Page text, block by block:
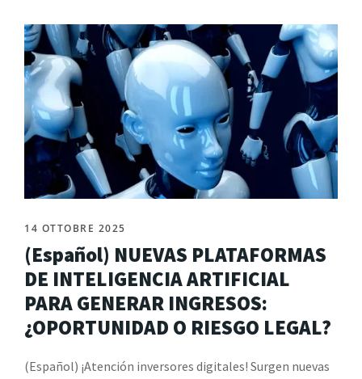
14 OTTOBRE 2025
(Español) NUEVAS PLATAFORMAS
DE INTELIGENCIA ARTIFICIAL
PARA GENERAR INGRESOS:
¿OPORTUNIDAD O RIESGO LEGAL?
(Español) ¡Atención inversores digitales! Surgen nuevas